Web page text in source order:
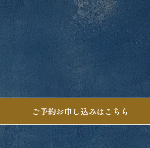
ご予約お申し込みはこちら